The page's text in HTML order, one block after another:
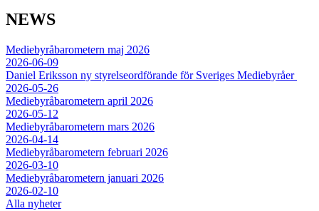
NEWS
Mediebyråbarometern maj 2026
2026-06-09
Daniel Eriksson ny styrelseordförande för Sveriges Mediebyråer
2026-05-26
Mediebyråbarometern april 2026
2026-05-12
Mediebyråbarometern mars 2026
2026-04-14
Mediebyråbarometern februari 2026
2026-03-10
Mediebyråbarometern januari 2026
2026-02-10
Alla nyheter